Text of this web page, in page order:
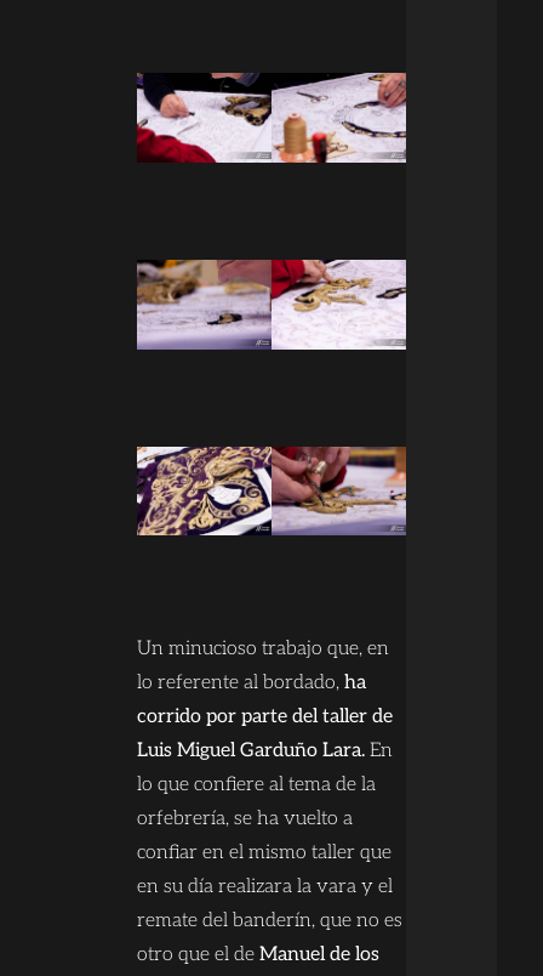
Un minucioso trabajo que, en
lo referente al bordado,ha
corrido por parte del taller de
Luis Miguel Garduño Lara. En
lo que confiere al tema de la
orfebrería, se ha vuelto a
confiar en el mismo taller que
en su día realizara la vara y el
remate del banderín, que no es
otro que el deManuel de los